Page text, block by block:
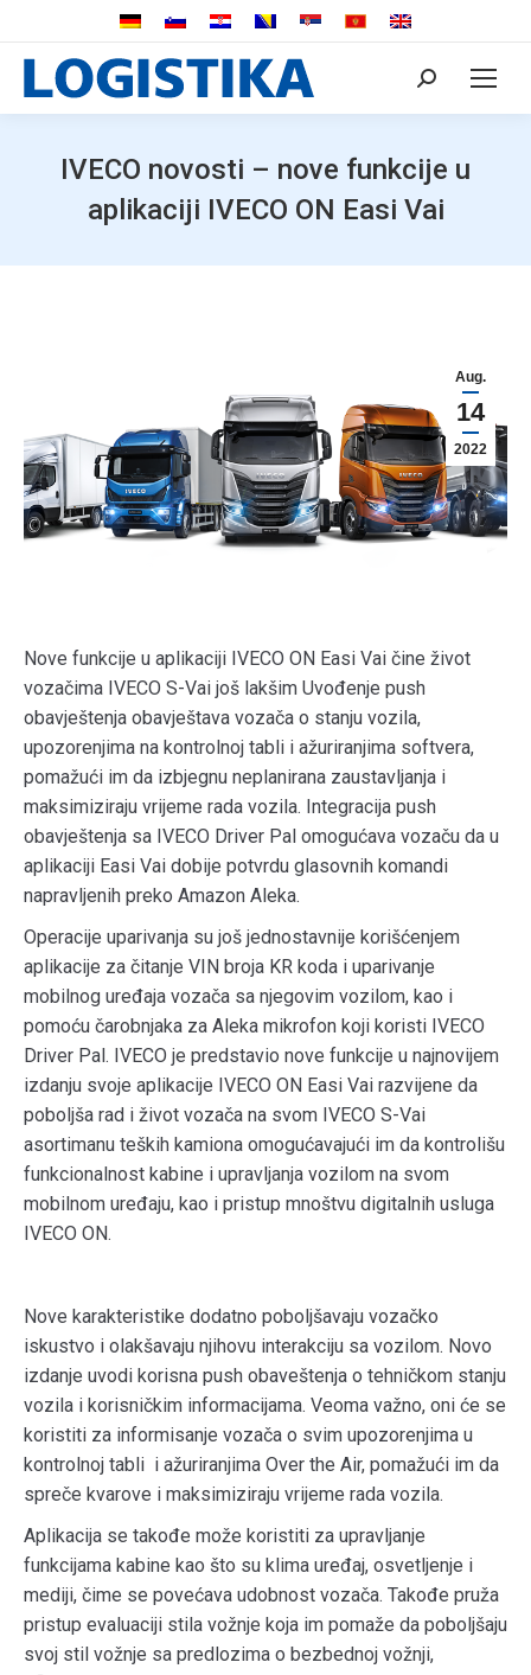
Search:
IVECO novosti – nove funkcije u
aplikaciji IVECO ON Easi Vai
Aug.
14
2022
Nove funkcije u aplikaciji IVECO ON Easi Vai čine život
vozačima IVECO S-Vai još lakšim Uvođenje push
obavještenja obavještava vozača o stanju vozila,
upozorenjima na kontrolnoj tabli i ažuriranjima softvera,
pomažući im da izbjegnu neplanirana zaustavljanja i
maksimiziraju vrijeme rada vozila. Integracija push
obavještenja sa IVECO Driver Pal omogućava vozaču da u
aplikaciji Easi Vai dobije potvrdu glasovnih komandi
napravljenih preko Amazon Aleka.
Operacije uparivanja su još jednostavnije korišćenjem
aplikacije za čitanje VIN broja KR koda i uparivanje
mobilnog uređaja vozača sa njegovim vozilom, kao i
pomoću čarobnjaka za Aleka mikrofon koji koristi IVECO
Driver Pal. IVECO je predstavio nove funkcije u najnovijem
izdanju svoje aplikacije IVECO ON Easi Vai razvijene da
poboljša rad i život vozača na svom IVECO S-Vai
asortimanu teških kamiona omogućavajući im da kontrolišu
funkcionalnost kabine i upravljanja vozilom na svom
mobilnom uređaju, kao i pristup mnoštvu digitalnih usluga
IVECO ON.
Nove karakteristike dodatno poboljšavaju vozačko
iskustvo i olakšavaju njihovu interakciju sa vozilom. Novo
izdanje uvodi korisna push obaveštenja o tehničkom stanju
vozila i korisničkim informacijama. Veoma važno, oni će se
koristiti za informisanje vozača o svim upozorenjima u
kontrolnoj tabli i ažuriranjima Over the Air, pomažući im da
spreče kvarove i maksimiziraju vrijeme rada vozila.
Aplikacija se takođe može koristiti za upravljanje
funkcijama kabine kao što su klima uređaj, osvetljenje i
mediji, čime se povećava udobnost vozača. Takođe pruža
pristup evaluaciji stila vožnje koja im pomaže da poboljšaju
svoj stil vožnje sa predlozima o bezbednoj vožnji,